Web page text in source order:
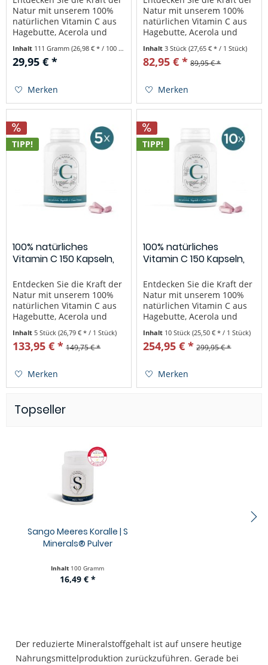
Natur mit unserem 100%
natürlichen Vitamin C aus
Hagebutte, Acerola und
bietet eine einzigartige
Kombination, welche für
Vorteile sorgen kann. Unser
Inhalt 111 Gramm(26,98 € * / 100 Gramm)
29,95 € *
Merken
Natur mit unserem 100%
natürlichen Vitamin C aus
Hagebutte, Acerola und
bietet eine einzigartige
Kombination, welche für
Vorteile sorgen kann. Unser
Inhalt3 Stück(27,65 € * / 1 Stück)
82,95 € * 89,95 € *
Merken
TIPP!
100% natürliches
Vitamin C 150 Kapseln,
Entdecken Sie die Kraft der
Natur mit unserem 100%
natürlichen Vitamin C aus
Hagebutte, Acerola und
bietet eine einzigartige
Kombination, welche für
Vorteile sorgen kann. Unser
Vitamin...
Inhalt5 Stück(26,79 € * / 1 Stück)
133,95 € * 149,75 € *
Merken
TIPP!
100% natürliches
Vitamin C 150 Kapseln,
Entdecken Sie die Kraft der
Natur mit unserem 100%
natürlichen Vitamin C aus
Hagebutte, Acerola und
bietet eine einzigartige
Kombination, welche für
Vorteile sorgen kann. Unser
Vitamin...
Inhalt 10 Stück(25,50 € * / 1 Stück)
254,95 € * 299,95 € *
Merken
Topseller
Sango Meeres Koralle | S
Minerals® Pulver
Inhalt 100 Gramm
16,49 € *
Der reduzierte Mineralstoffgehalt ist auf unsere heutige
Nahrungsmittelproduktion zurückzuführen. Gerade bei